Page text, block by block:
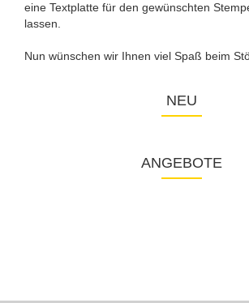
eine Textplatte für den gewünschten
lassen.
Nun wünschen wir Ihnen viel Spaß beim
NEU
ANGEBOTE